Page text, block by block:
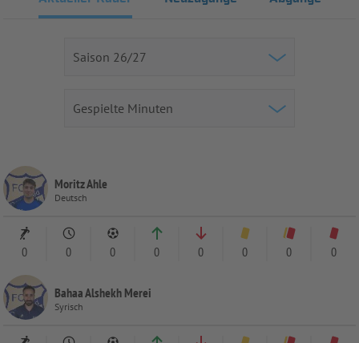
Moritz Ahle
Deutsch
0 0 0 0 0 0 0 0
Bahaa Alshekh Merei
Syrisch